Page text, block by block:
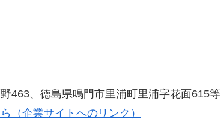
463、徳島県鳴門市里浦町里浦字花面615等
（企業サイトへのリンク）